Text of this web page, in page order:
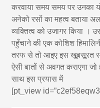
करवाया समय समय पर उनका
अनेको रसों का महत्व बताया
व्यक्तित्व को उजागर किया ।
पहुँचाने की एक कोशिश
तरफ से तो आइए इस खूबसूरत
ऐसी बातों से अवगत कराएगा
साथ इस प्रयास में
[pt_view